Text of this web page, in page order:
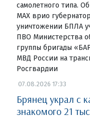
самолетного типа.
МАХ врио
уничтожении БПЛА
ПВО Министерства
группы бригады
МВД России на
Росгвардии
07.08.2026 17:33
Брянец украл с
знакомого 21